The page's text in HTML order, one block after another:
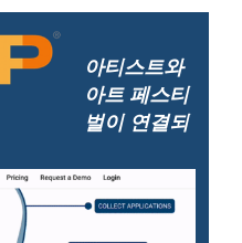
아티스트와
아트 페스티
벌이 연결되